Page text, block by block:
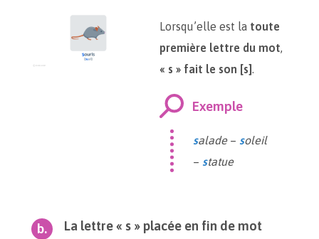
Lorsqu’elle est la toute
première lettre du mot,
« s » fait le son [s].
Exemple
salade– soleil
– statue
La lettre « s » placée en fin de mot